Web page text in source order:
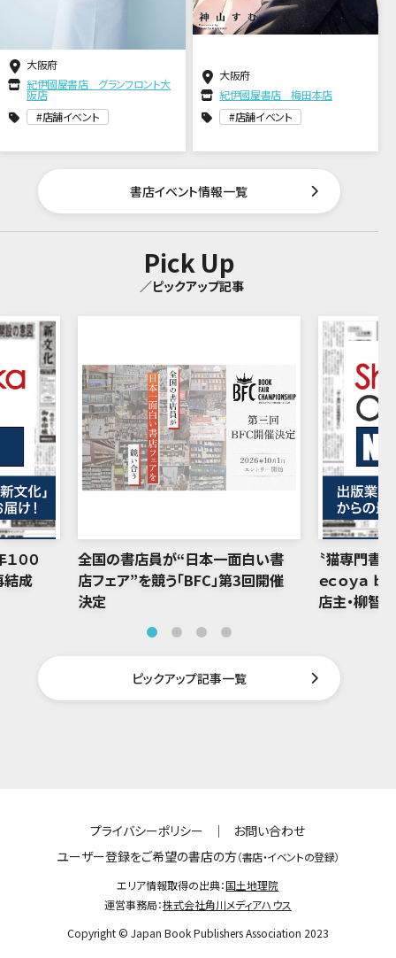
大阪府
紀伊國屋書店 グランフロント大
阪店
店舗イベント
大阪府
紀伊國屋書店 梅田本店
店舗イベント
書店イベント情報一覧
Pick Up
／ピックアップ記事
００
結成
全国の書店員が“日本一面白い書
店フェア”を競う「BFC」第3回開催
決定
〝猫専門書
ｅｃｏｙａ ｂ
店主・柳智
ピックアップ記事一覧
プライバシーポリシー ｜
お問い合わせ
ユーザー登録をご希望の書店の方（書店・イベントの登録）
エリア情報取得の出典：国土地理院
運営事務局：株式会社角川メディアハウス
Copyright © Japan Book Publishers Association 2023